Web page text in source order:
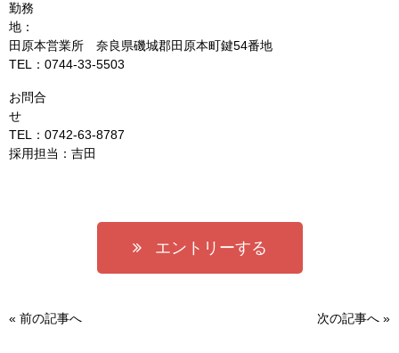
勤務
田原本営業所 奈良県磯城郡田原本町鍵54番地
TEL：0744‐33‐5503
お問合
TEL：0742‐63‐8787
採用担当：吉田
エントリーする
« 前の記事へ 次の記事へ »